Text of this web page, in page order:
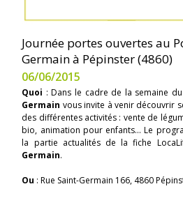
Journée portes ouvertes au
Germain à Pépinster (4860)
06/06/2015
Quoi : Dans le cadre de la semaine
Germain vous invite à venir découvrir
des différentes activités : vente de
bio, animation pour enfants... Le
la partie actualités de la fiche
Germain.
Ou : Rue Saint-Germain 166, 4860